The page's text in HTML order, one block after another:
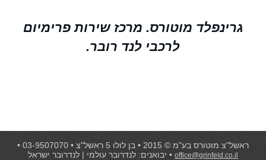
גרינפלד מוטורס. מרכז שירות פרימיום
לרכבי לנד רובר.
ראשל"צ מוטורס בע"מ © 2015 • בן לולו 5 ראשל"צ • 03-9507070 •
office@grinfeld.co.il • יבואנים: לנדרובר עולמי | לנדרובר ישראל